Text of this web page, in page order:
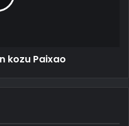
kozu Paixao